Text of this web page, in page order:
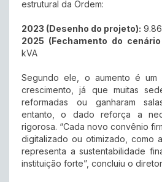
estrutural da Ordem:
2023 (Desenho do projeto):
2025 (Fechamento do
kVA
Segundo ele, o aumento é um
crescimento, já que muitas
reformadas ou ganharam
entanto, o dado reforça a
rigorosa. “Cada novo convênio
digitalizado ou otimizado, como
representa a sustentabilidade
instituição forte”, concluiu o